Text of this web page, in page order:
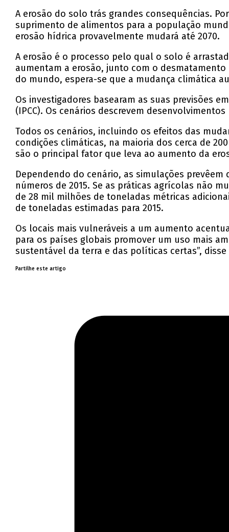
A erosão do solo trás grandes consequências.
suprimento de alimentos para a população
erosão hídrica provavelmente mudará até 2070.
A erosão é o processo pelo qual o solo é
aumentam a erosão, junto com o
do mundo, espera-se que a mudança climática
Os investigadores basearam as suas previsões
(IPCC). Os cenários descrevem
Todos os cenários, incluindo os efeitos das
condições climáticas, na maioria dos cerca de
são o principal fator que leva ao aumento da
Dependendo do cenário, as simulações
números de 2015. Se as práticas agrícolas não
de 28 mil milhões de toneladas métricas
de toneladas estimadas para 2015.
Os locais mais vulneráveis ​​a um aumento
para os países globais promover um uso mais
sustentável da terra e das políticas certas”,
Partilhe este artigo